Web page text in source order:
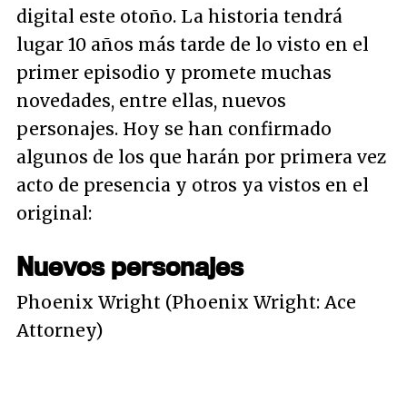
digital este otoño. La historia tendrá
lugar 10 años más tarde de lo visto en el
primer episodio y promete muchas
novedades, entre ellas, nuevos
personajes. Hoy se han confirmado
algunos de los que harán por primera vez
acto de presencia y otros ya vistos en el
original:
Nuevos personajes
Phoenix Wright (Phoenix Wright: Ace
Attorney)